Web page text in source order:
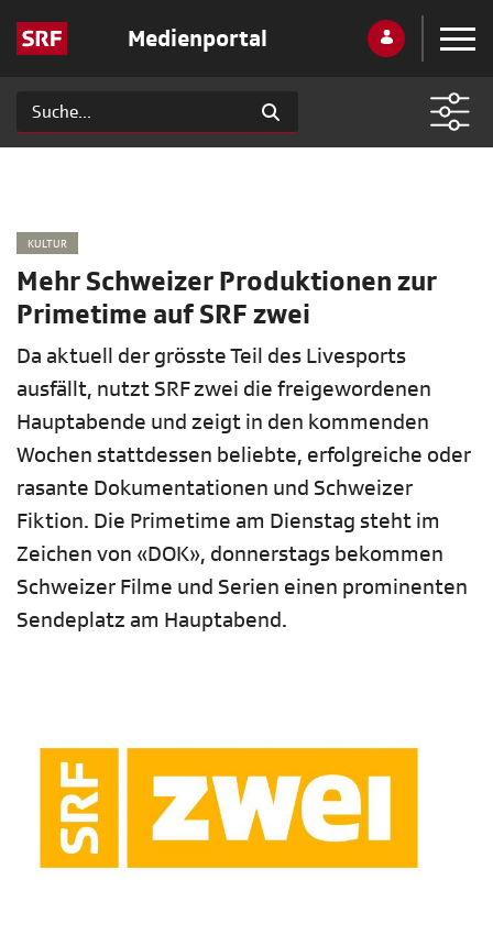
Medienportal
KULTUR
Mehr Schweizer Produktionen zur
Primetime auf SRF zwei
Da aktuell der grösste Teil des Livesports
ausfällt, nutzt SRF zwei die freigewordenen
Hauptabende und zeigt in den kommenden
Wochen stattdessen beliebte, erfolgreiche oder
rasante Dokumentationen und Schweizer
Fiktion. Die Primetime am Dienstag steht im
Zeichen von «DOK», donnerstags bekommen
Schweizer Filme und Serien einen prominenten
Sendeplatz am Hauptabend.